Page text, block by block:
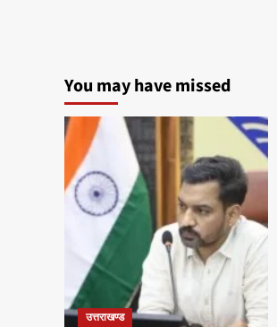
You may have missed
उत्तराखण्ड